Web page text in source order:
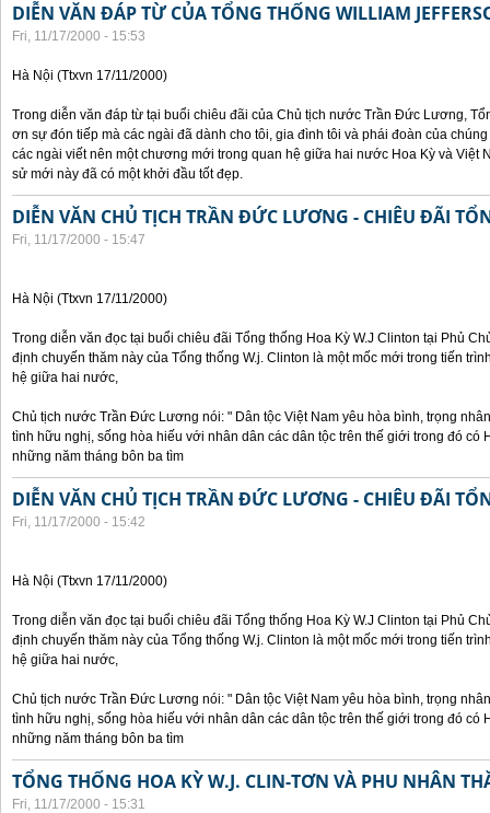
DIỄN VĂN ĐÁP TỪ CỦA TỔNG THỐNG WILLIAM
Fri, 11/17/2000 - 15:53
Hà Nội (Ttxvn 17/11/2000)
Trong diễn văn đáp từ tại buổi chiêu đãi của Chủ tịch nước Trần Đức Lương,
ơn sự đón tiếp mà các ngài đã dành cho tôi, gia đình tôi và phái đoàn của
các ngài viết nên một chương mới trong quan hệ giữa hai nước Hoa Kỳ và Việt
sử mới này đã có một khởi đầu tốt đẹp.
DIỄN VĂN CHỦ TỊCH TRẦN ĐỨC LƯƠNG - CHIÊU ĐÃI
Fri, 11/17/2000 - 15:47
Hà Nội (Ttxvn 17/11/2000)
Trong diễn văn đọc tại buổi chiêu đãi Tổng thống Hoa Kỳ W.J Clinton tại Phủ
định chuyến thăm này của Tổng thống W.j. Clinton là một mốc mới trong tiến
hệ giữa hai nước,
Chủ tịch nước Trần Đức Lương nói: " Dân tộc Việt Nam yêu hòa bình, trọng
tình hữu nghị, sống hòa hiếu với nhân dân các dân tộc trên thế giới trong đó có
những năm tháng bôn ba tìm
DIỄN VĂN CHỦ TỊCH TRẦN ĐỨC LƯƠNG - CHIÊU ĐÃI
Fri, 11/17/2000 - 15:42
Hà Nội (Ttxvn 17/11/2000)
Trong diễn văn đọc tại buổi chiêu đãi Tổng thống Hoa Kỳ W.J Clinton tại Phủ
định chuyến thăm này của Tổng thống W.j. Clinton là một mốc mới trong tiến
hệ giữa hai nước,
Chủ tịch nước Trần Đức Lương nói: " Dân tộc Việt Nam yêu hòa bình, trọng
tình hữu nghị, sống hòa hiếu với nhân dân các dân tộc trên thế giới trong đó có
những năm tháng bôn ba tìm
TỔNG THỐNG HOA KỲ W.J. CLIN-TƠN VÀ PHU NHÂN
Fri, 11/17/2000 - 15:31